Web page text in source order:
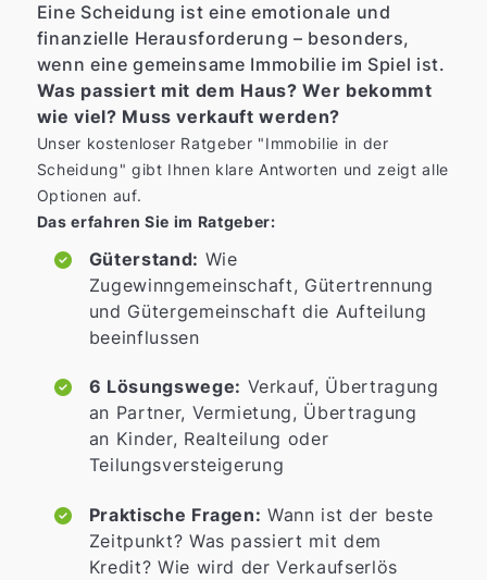
Eine Scheidung ist eine emotionale und
finanzielle Herausforderung – besonders,
wenn eine gemeinsame Immobilie im Spiel ist.
Was passiert mit dem Haus? Wer bekommt
wie viel? Muss verkauft werden?
Unser kostenloser Ratgeber "Immobilie in der
Scheidung" gibt Ihnen klare Antworten und zeigt alle
Optionen auf.
Das erfahren Sie im Ratgeber:
Güterstand: Wie
Zugewinngemeinschaft, Gütertrennung
und Gütergemeinschaft die Aufteilung
beeinflussen
6 Lösungswege: Verkauf, Übertragung
an Partner, Vermietung, Übertragung
an Kinder, Realteilung oder
Teilungsversteigerung
Praktische Fragen: Wann ist der beste
Zeitpunkt? Was passiert mit dem
Kredit? Wie wird der Verkaufserlös